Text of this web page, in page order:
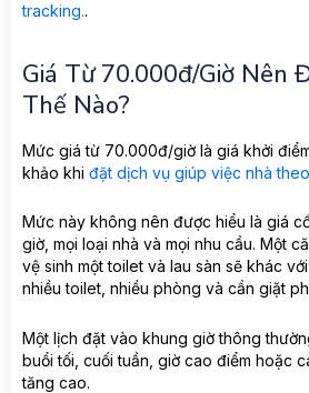
tracking..
Giá Từ 70.000đ/giờ Nên
Thế Nào?
Mức giá từ 70.000đ/giờ là giá khởi
khảo khi đặt dịch vụ giúp việc nhà
Mức này không nên được hiểu là giá
giờ, mọi loại nhà và mọi nhu cầu. Một
vệ sinh một toilet và lau sàn sẽ khác
nhiều toilet, nhiều phòng và cần giặt
Một lịch đặt vào khung giờ thông
buổi tối, cuối tuần, giờ cao điểm hoặc
tăng cao.